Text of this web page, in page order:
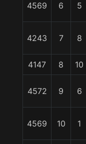
4569 6 5
4243 7 8
4147 8 10
4572 9 6
4569 10 1